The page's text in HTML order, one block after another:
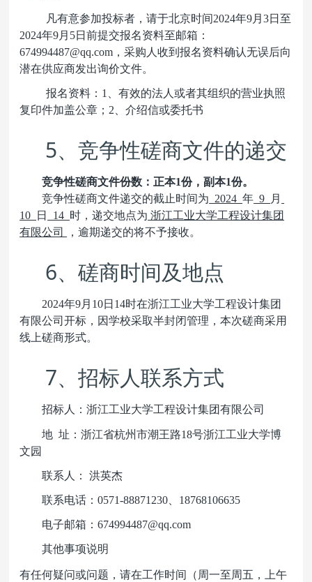
凡有意参加投标者，请于北京时间2024年9月3日至
2024年9月5日前提交报名资料至邮箱：
674994487@qq.com，采购人收到报名资料确认无误后向
潜在供应商发出询价文件。
报名资料：1、有效的法人或者其组织的营业执照
复印件加盖公章；2、介绍信或委托书
5、竞争性磋商文件的递交
竞争性磋商文件份数：正本1份，副本1份。
竞争性磋商文件递交的截止时间为 2024年 9
月
10
日 14 时 ，递交地点为 浙江工业大学工程设计集团
有限公司
，逾期递交的将不予接收。
6、磋商时间及地点
2024年9月10日14时在浙江工业大学工程设计集团
有限公司开标，因学校采取半封闭管理，本次磋商采用
线上磋商形式。
7、招标人联系方式
招标人：浙江工业大学工程设计集团有限公司
地 址：浙江省杭州市潮王路18号浙江工业大学博
文园
联系人： 洪英杰
联系电话：0571-88871230、18768106635
电子邮箱：674994487@qq.com
其他事项说明
有任何疑问或问题，请在工作时间（周一至周五，上午